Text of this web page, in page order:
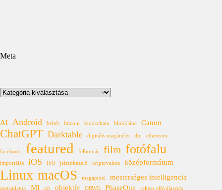
Meta
Kategóriák
AI Android beltér bitcoin blockchain blokklánc Canon
ChatGPT Darktable digitális magánélet dpi ethereum
facebook featured felbontás film fotófalu
importálás iOS ISO jelszókezelő kriptovaluta középformátum
Linux macOS megapixel mesterséges intelligencia
metaadatok MI nft objektív ORWO PhaseOne rekesz előválasztás